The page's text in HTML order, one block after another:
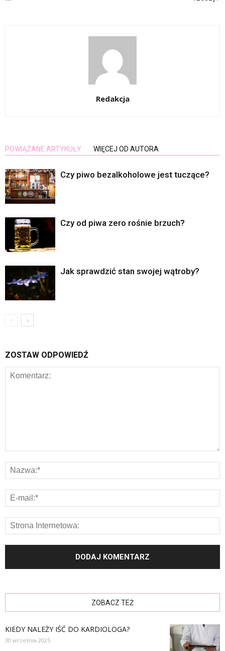
Redakcja
POWIĄZANE ARTYKUŁY WIĘCEJ OD AUTORA
Czy piwo bezalkoholowe jest tuczące?
Czy od piwa zero rośnie brzuch?
Jak sprawdzić stan swojej wątroby?
ZOSTAW ODPOWIEDŹ
ZOBACZ TEŻ
KIEDY NALEŻY IŚĆ DO KARDIOLOGA?
30 września 2025